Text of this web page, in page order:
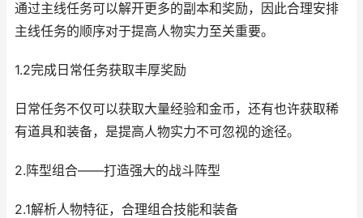
通过主线任务可以解开更多的副本和奖励，因此合理安排
主线任务的顺序对于提高人物实力至关重要。
1.2完成日常任务获取丰厚奖励
日常任务不仅可以获取大量经验和金币，还有也许获取稀
有道具和装备，是提高人物实力不可忽视的途径。
2.阵型组合——打造强大的战斗阵型
2.1解析人物特征，合理组合技能和装备